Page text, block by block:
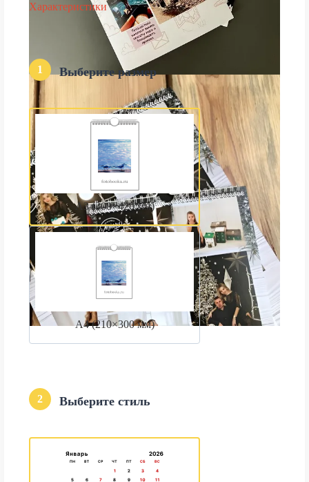
Характеристики
1 Выберите размер
А3 (300×420 мм)
А4 (210×300 мм)
2 Выберите стиль